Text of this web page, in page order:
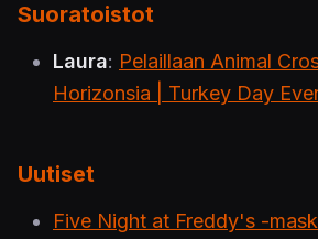
Suoratoistot
Laura: Pelaillaan Animal
Horizonsia | Turkey Day
Uutiset
Five Night at Freddy's -